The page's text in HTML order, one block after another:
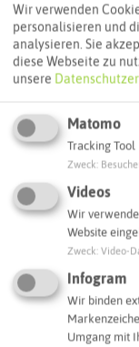
ÖPNV-
Autoroute
ATTRAKTIONEN IN
Was ihr
HALTERN AM SEE
Wir verwenden
personalisieren und
analysieren. Sie
diese Webseite zu
unsere
Matomo
Tracking Tool
Zweck
Videos
Wir
Website
Zweck Video-
Infogram
Wir binden
Umgang mit